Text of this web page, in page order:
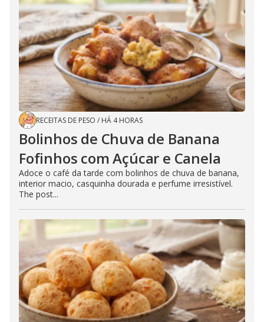
RECEITAS DE PESO / HÁ 4 HORAS
Bolinhos de Chuva de Banana
Fofinhos com Açúcar e Canela
Adoce o café da tarde com bolinhos de chuva de banana,
interior macio, casquinha dourada e perfume irresistível.
The post...